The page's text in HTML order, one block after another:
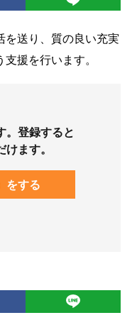
を送り、質の良い充実
援を行います。
。登録すると
ます。
をする